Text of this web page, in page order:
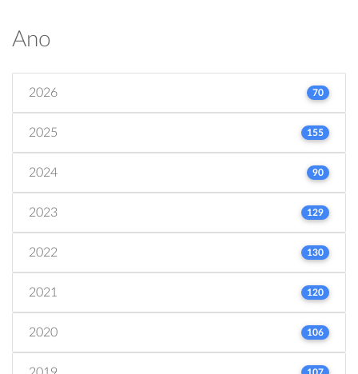
Ano
2026 70
2025 155
2024 90
2023 129
2022 130
2021 120
2020 106